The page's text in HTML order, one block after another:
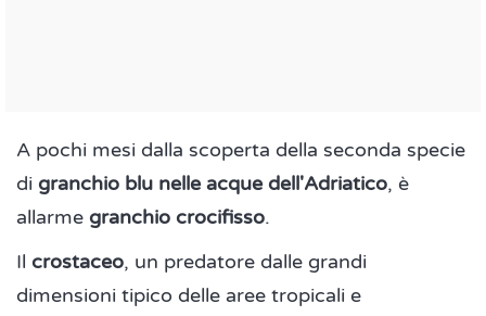
A pochi mesi dalla scoperta della seconda specie
di granchio blu nelle acque dell'Adriatico, è
allarme granchio crocifisso.
Il crostaceo, un predatore dalle grandi
dimensioni tipico delle aree tropicali e